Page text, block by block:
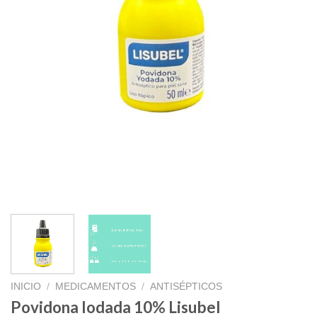
INICIO / MEDICAMENTOS / ANTISÉPTICOS
Povidona Iodada 10% Lisubel